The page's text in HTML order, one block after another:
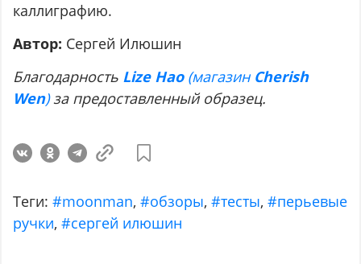
каллиграфию.
Автор: Сергей Илюшин
Благодарность Lize Hao(магазин Cherish
Wen)за предоставленный образец.
Теги: #moonman,#обзоры,#тесты,#перьевые
ручки,#сергей илюшин